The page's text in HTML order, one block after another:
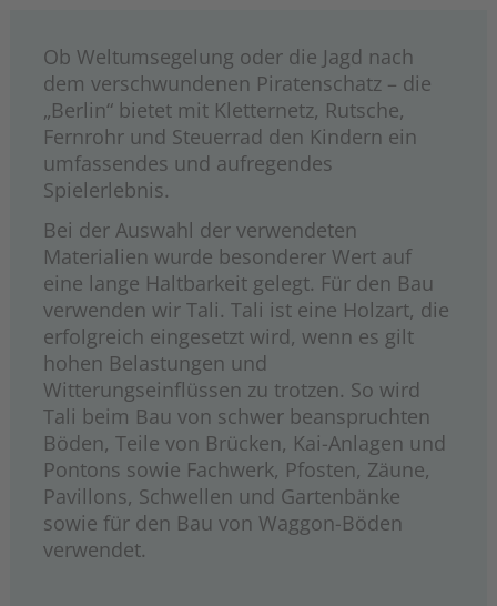
Ob Weltumsegelung oder die Jagd nach
dem verschwundenen Piratenschatz – die
„Berlin“ bietet mit Kletternetz, Rutsche,
Fernrohr und Steuerrad den Kindern ein
umfassendes und aufregendes
Spielerlebnis.
Bei der Auswahl der verwendeten
Materialien wurde besonderer Wert auf
eine lange Haltbarkeit gelegt. Für den Bau
verwenden wir Tali. Tali ist eine Holzart, die
erfolgreich eingesetzt wird, wenn es gilt
hohen Belastungen und
Witterungseinflüssen zu trotzen. So wird
Tali beim Bau von schwer beanspruchten
Böden, Teile von Brücken, Kai-Anlagen und
Pontons sowie Fachwerk, Pfosten, Zäune,
Pavillons, Schwellen und Gartenbänke
sowie für den Bau von Waggon-Böden
verwendet.